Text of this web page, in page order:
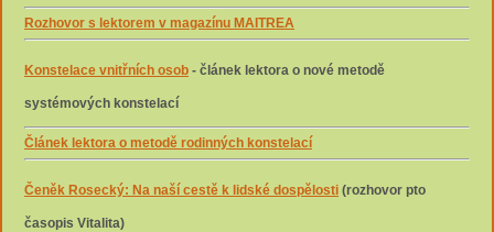
Rozhovor s lektorem v magazínu MAITREA
Konstelace vnitřních osob - článek lektora o nové metodě
systémových konstelací
Článek lektora o metodě rodinných konstelací
Čeněk Rosecký: Na naší cestě k lidské dospělosti (rozhovor pto
časopis Vitalita)